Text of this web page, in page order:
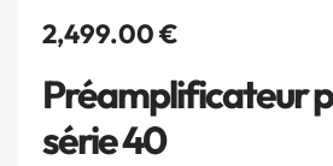
2,499.00€
Préamplificateur
série 40